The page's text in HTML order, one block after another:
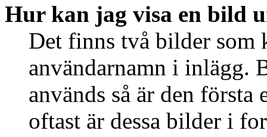
Hur kan jag visa en bild
Det finns två bilder som
användarnamn i inlägg.
används så är den
oftast är dessa bilder i